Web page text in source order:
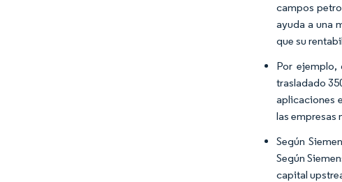
campos
ayuda a una
que su
Por
trasladado
aplicaciones
las empresas
Según
Según
capital